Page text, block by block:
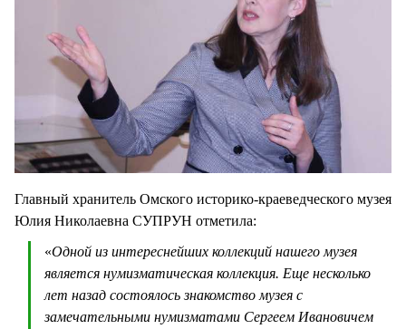
Главный хранитель Омского историко-краеведческого музея
Юлия Николаевна СУПРУН отметила:
«Одной из интереснейших коллекций нашего музея
является нумизматическая коллекция. Еще несколько
лет назад состоялось знакомство музея с
замечательными нумизматами Сергеем Ивановичем